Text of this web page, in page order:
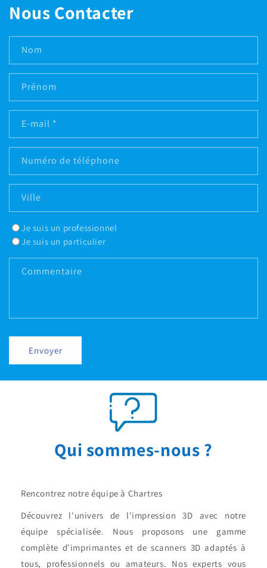
Nous Contacter
Nom
Prénom
E-mail *
Numéro de téléphone
Ville
Je suis un professionnel
Je suis un particulier
Commentaire
Envoyer
Qui sommes-nous ?
Rencontrez notre équipe à Chartres
Découvrez l'univers de l'impression 3D avec notre
équipe spécialisée. Nous proposons une gamme
complète d'imprimantes et de scanners 3D adaptés à
tous, professionnels ou amateurs. Nos experts vous